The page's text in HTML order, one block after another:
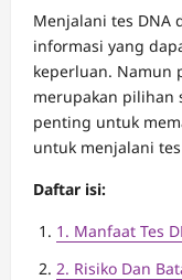
Menjalani tes DNA
informasi yang
keperluan. Namun
merupakan pilihan
penting untuk
untuk menjalani
Daftar isi:
1. Manfaat Tes
2. Risiko Dan